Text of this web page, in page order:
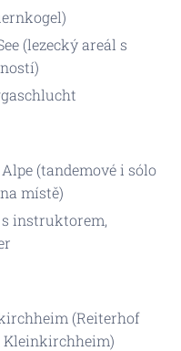
(lezecký areál s
(tandemové i sólo
místě)
instruktorem,
(Reiterhof
Kleinkirchheim)